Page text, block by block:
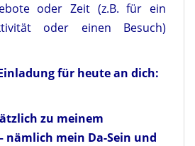
oder Zeit (z.B. für ein
oder einen Besuch)
für heute an dich:
zu meinem
nämlich mein Da-Sein und